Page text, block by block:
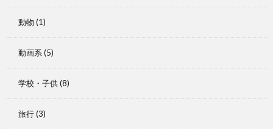
動物 (1)
動画系 (5)
学校・子供(8)
旅行(3)